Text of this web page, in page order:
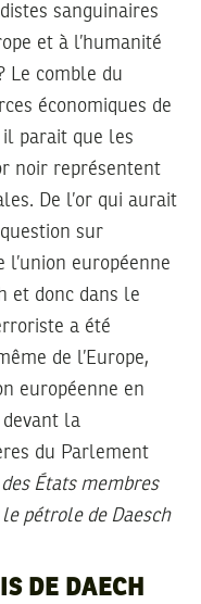
sanguinaires
et à l’humanité
Le comble du
économiques de
il parait que les
noir représentent
De l’or qui aurait
sur
l’union européenne
et donc dans le
a été
de l’Europe,
européenne en
devant la
du Parlement
États membres
pétrole de Daesch
DE DAECH